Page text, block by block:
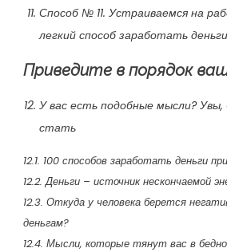
Способ № 11. Устраиваемся на
легкий способ заработать
Приведите в порядок
У вас есть подобные мысли?
стать
12.1. 100 способов заработать деньги
12.2. Деньги – источник нескончаемой
12.3. Откуда у человека берется
деньгам?
12.4. Мысли, которые тянут вас в